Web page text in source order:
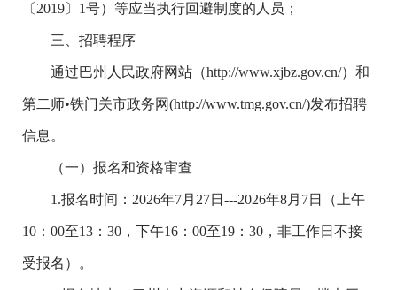
〔2019〕1号）等应当执行回避制度的人员；
三、招聘程序
通过巴州人民政府网站（http://www.xjbz.gov.cn/）和
第二师•铁门关市政务网(http://www.tmg.gov.cn/)发布招聘
信息。
（一）报名和资格审查
1.报名时间：2026年7月27日---2026年8月7日（上午
10：00至13：30，下午16：00至19：30，非工作日不接
受报名）。